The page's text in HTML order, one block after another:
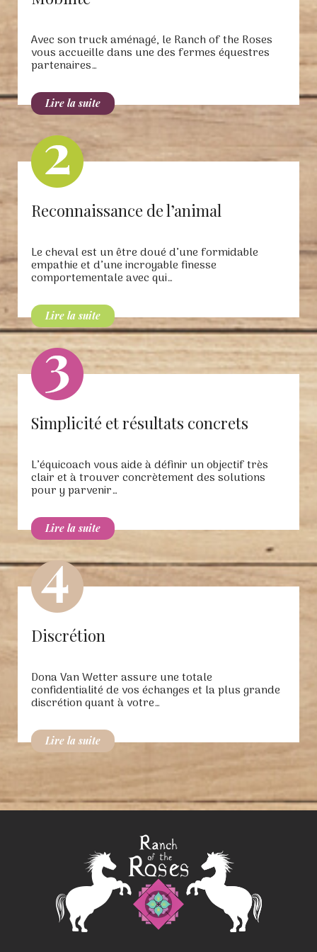
Avec son truck aménagé, le Ranch of the Roses
vous accueille dans une des fermes équestres
partenaires…
Reconnaissance de l’animal
Le cheval est un être doué d’une formidable
empathie et d’une incroyable finesse
comportementale avec qui…
Simplicité et résultats concrets
L’équicoach vous aide à définir un objectif très
clair et à trouver concrètement des solutions
pour y parvenir…
Discrétion
Dona Van Wetter assure une totale
confidentialité de vos échanges et la plus grande
discrétion quant à votre…